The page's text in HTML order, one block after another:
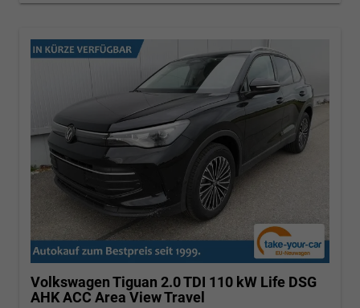
Volkswagen Tiguan 2.0 TDI 110 kW Life DSG
AHK ACC Area View Travel